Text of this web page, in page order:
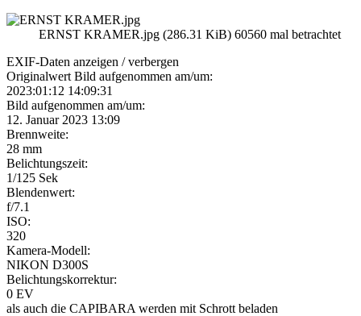
ERNST KRAMER.jpg (286.31 KiB) 60560 mal betrachtet
EXIF-Daten anzeigen / verbergen
Originalwert Bild aufgenommen am/um:
2023:01:12 14:09:31
Bild aufgenommen am/um:
12. Januar 2023 13:09
Brennweite:
28 mm
Belichtungszeit:
1/125 Sek
Blendenwert:
f/7.1
ISO:
320
Kamera-Modell:
NIKON D300S
Belichtungskorrektur:
0 EV
als auch die CAPIBARA werden mit Schrott beladen